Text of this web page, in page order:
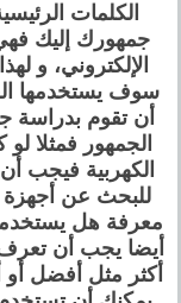
الكلمات
جمهورك إليك
الإلكتروني، و
سوف يستخدمها
أن تقوم بدراسة
الجمهور فمثلا
الكهربية فيجب
للبحث عن
معرفة هل
أيضا يجب أن
أكثر مثل أفضل